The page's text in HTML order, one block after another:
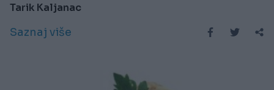
Tarik Kaljanac
Saznaj više